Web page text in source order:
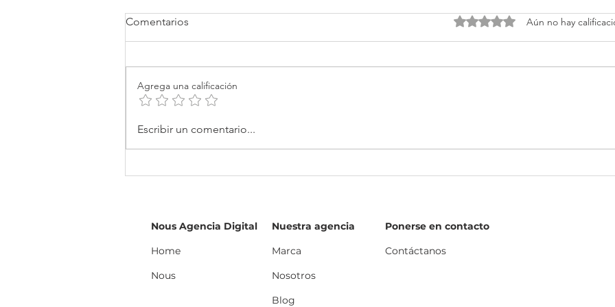
Diccionario de Marketing
Comentarios Obtuvo 0 de 5 estrellas.
Aún no hay
Agrega una calificación
Escribir un comentario...
Nous Agencia Digital
Home
Nous
Nuestra agencia
Marca
Nosotros
Blog
Ponerse en contacto
Contáctanos